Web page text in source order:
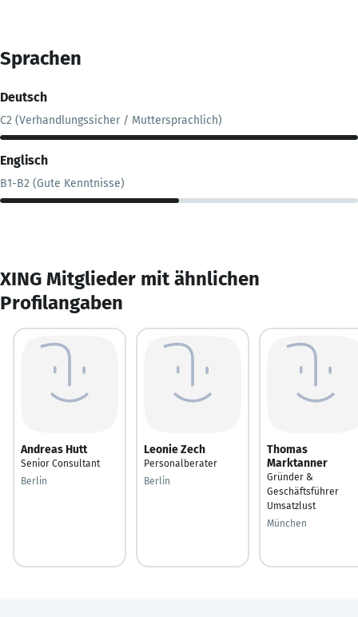
Sprachen
Deutsch
C2 (Verhandlungssicher / Muttersprachlich)
Englisch
B1-B2 (Gute Kenntnisse)
XING Mitglieder mit ähnlichen
Profilangaben
Andreas Hutt
Senior Consultant
Berlin
Leonie Zech
Personalberater
Berlin
Thomas
Marktanner
Gründer &
Geschäftsführer
Umsatzlust
München